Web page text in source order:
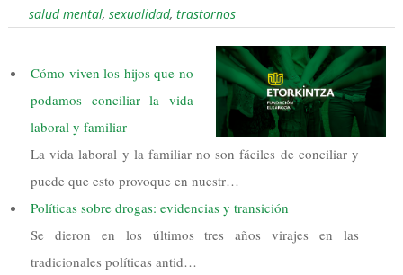
salud mental, sexualidad, trastornos
Cómo viven los hijos que no
podamos conciliar la vida
laboral y familiar
La vida laboral y la familiar no son fáciles de conciliar y
puede que esto provoque en nuestr…
Políticas sobre drogas: evidencias y transición
Se dieron en los últimos tres años virajes en las
tradicionales políticas antid…